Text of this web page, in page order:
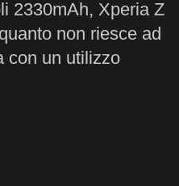
2330mAh, Xperia Z
non riesce ad
con un utilizzo